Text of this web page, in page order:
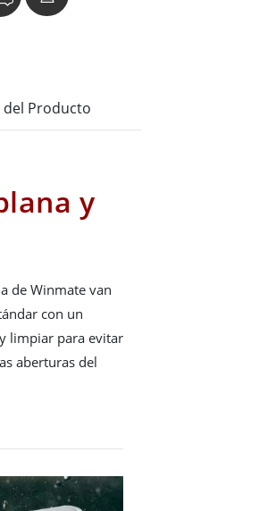
del Producto
y
de Winmate van
con un
limpiar para evitar
aberturas del